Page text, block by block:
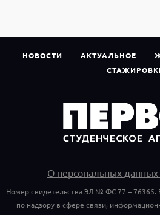
НОВОСТИ АКТУАЛЬНОЕ
О персональных данных
Номер свидетельства ЭЛ № ФС 77 –
по надзору в сфере связи,